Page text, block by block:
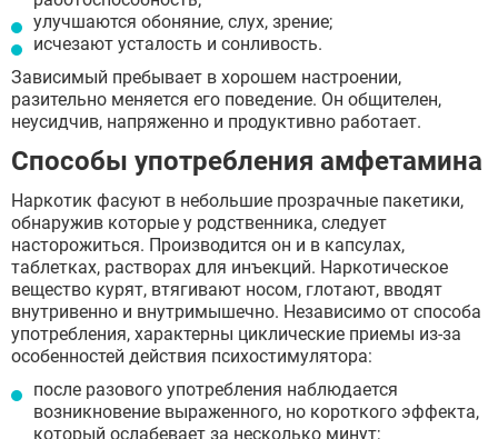
улучшаются обоняние, слух, зрение;
исчезают усталость и сонливость.
Зависимый пребывает в хорошем настроении,
разительно меняется его поведение. Он общителен,
неусидчив, напряженно и продуктивно работает.
Способы употребления амфетамина
Наркотик фасуют в небольшие прозрачные пакетики,
обнаружив которые у родственника, следует
насторожиться. Производится он и в капсулах,
таблетках, растворах для инъекций. Наркотическое
вещество курят, втягивают носом, глотают, вводят
внутривенно и внутримышечно. Независимо от способа
употребления, характерны циклические приемы из-за
особенностей действия психостимулятора:
после разового употребления наблюдается
возникновение выраженного, но короткого эффекта,
который ослабевает за несколько минут;